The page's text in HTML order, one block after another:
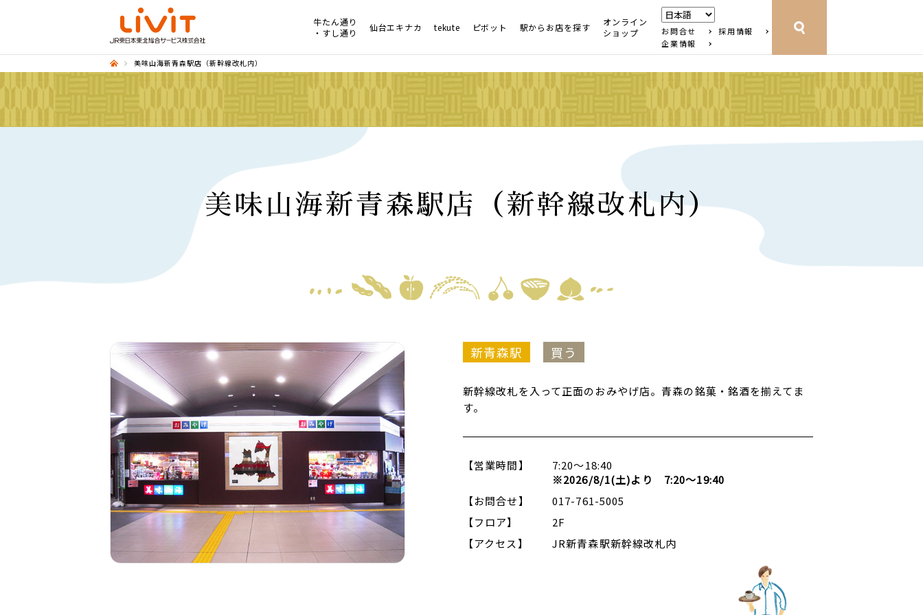
牛たん通り
・すし通り
仙台エキナカ tekute ピボット 駅からお店を探す
オンライン
ショップ
お問合せ
採用情報
企業情報
美味山海新青森駅店（新幹線改札内）
美味山海新青森駅店（新幹線改札内）
新青森駅 買う
新幹線改札を入って正面のおみやげ店。青森の銘菓・銘酒を揃えてま
す。
【営業時間】
7:20～18:40
※2026/8/1(土)より 7:20～19:40
【お問合せ】
017-761-5005
【フロア】
2F
【アクセス】
JR新青森駅新幹線改札内